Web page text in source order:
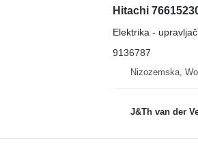
Hitachi
Elektrika -
9136787
Nizozemska,
J&Th van der